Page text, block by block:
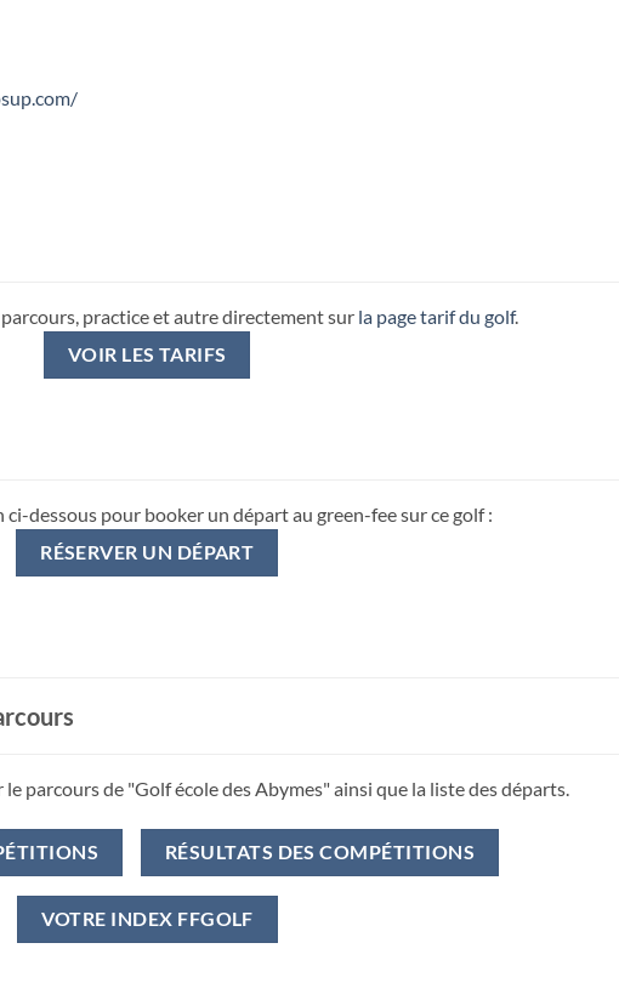
practice et autre directement sur la page tarif du golf.
VOIR LES TARIFS
dessous pour booker un départ au green-fee sur ce golf :
RÉSERVER UN DÉPART
parcours de "Golf école des Abymes" ainsi que la liste des départs.
RÉSULTATS DES COMPÉTITIONS
VOTRE INDEX FFGOLF